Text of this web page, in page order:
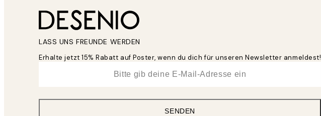
LASS UNS FREUNDE WERDEN
Erhalte jetzt 15% Rabatt auf Poster, wenn du dich für unseren Newsletter anmeldest!
SENDEN